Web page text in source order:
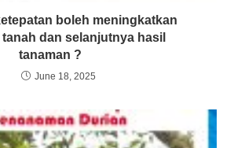
boleh meningkatkan
dan selanjutnya hasil
tanaman ?
June 18, 2025